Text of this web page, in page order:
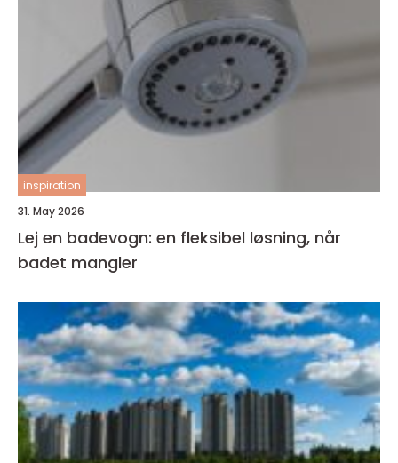
inspiration
31. May 2026
Lej en badevogn: en fleksibel løsning, når
badet mangler